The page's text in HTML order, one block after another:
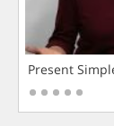
Present